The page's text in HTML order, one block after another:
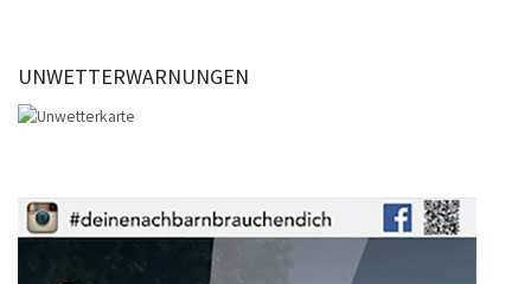
UNWETTERWARNUNGEN